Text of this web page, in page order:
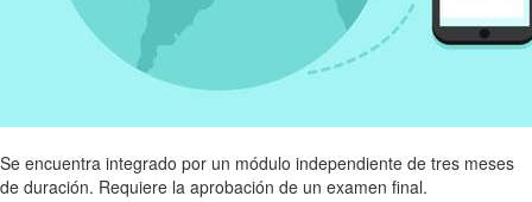
Se encuentra integrado por un módulo independiente de tres meses
de duración. Requiere la aprobación de un examen final.